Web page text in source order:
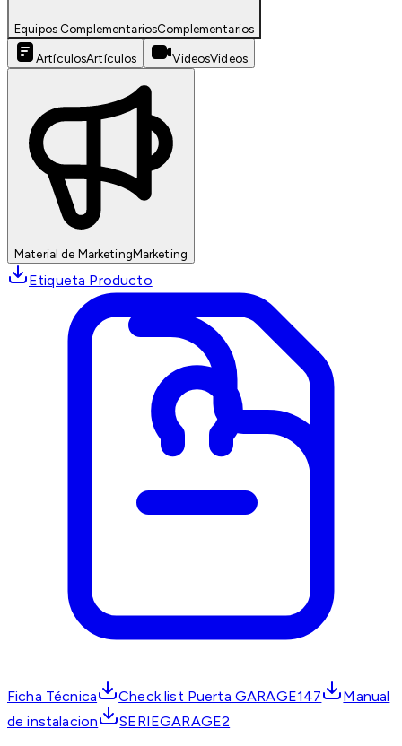
Equipos ComplementariosComplementarios
ArtículosArtículos VideosVideos
Material de MarketingMarketing
Etiqueta Producto
Ficha Técnica Check list Puerta GARAGE147
Manual
de instalacion
SERIEGARAGE2